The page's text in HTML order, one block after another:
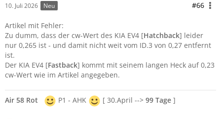
10. Juli 2026 Neu #66
Artikel mit Fehler:
Zu dumm, dass der cw-Wert des KIA EV4 [Hatchback] leider
nur 0,265 ist - und damit nicht weit vom ID.3 von 0,27 entfernt
ist.
Der KIA EV4 [Fastback] kommt mit seinem langen Heck auf 0,23
cw-Wert wie im Artikel angegeben.
Air 58 Rot P1 - AHK [ 30.April --> 99 Tage ]